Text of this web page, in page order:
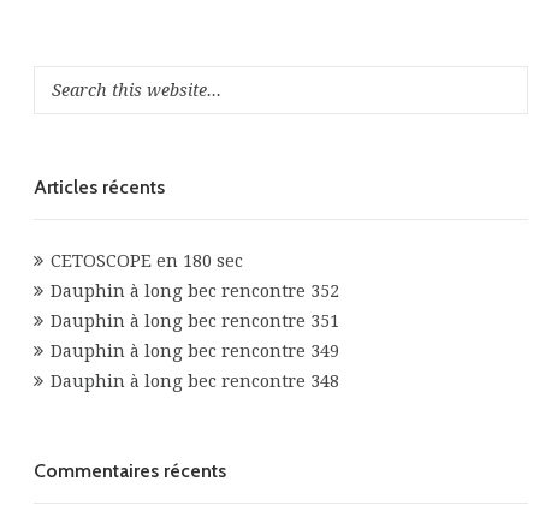
Articles récents
CETOSCOPE en 180 sec
Dauphin à long bec rencontre 352
Dauphin à long bec rencontre 351
Dauphin à long bec rencontre 349
Dauphin à long bec rencontre 348
Commentaires récents